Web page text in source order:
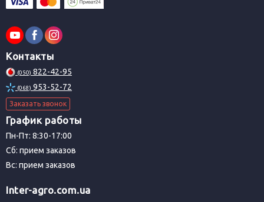
Контакты
(050) 822-42-95
(068) 953-52-72
Заказать звонок
График работы
Пн-Пт: 8:30-17:00
Сб: прием заказов
Вс: прием заказов
Inter-agro.com.ua